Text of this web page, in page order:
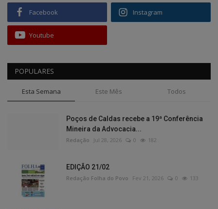
Facebook Instagram
Youtube
POPULARES
Esta Semana Este Mês Todos
Poços de Caldas recebe a 19ª Conferência
Mineira da Advocacia...
Redação Jul 28, 2026 0 182
EDIÇÃO 21/02
Redação Folha do Povo Fev 21, 2026 0 133